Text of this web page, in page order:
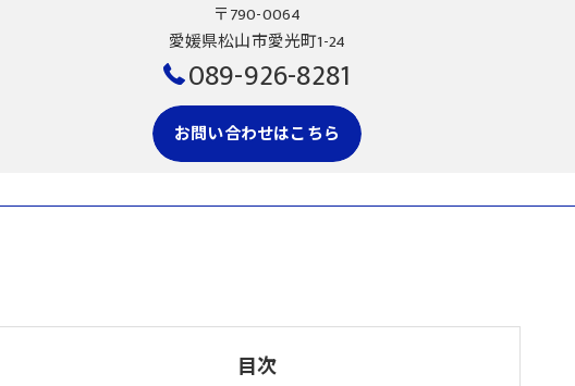
〒790-0064
愛媛県松山市愛光町1-24
089-926-8281
お問い合わせはこちら
目次